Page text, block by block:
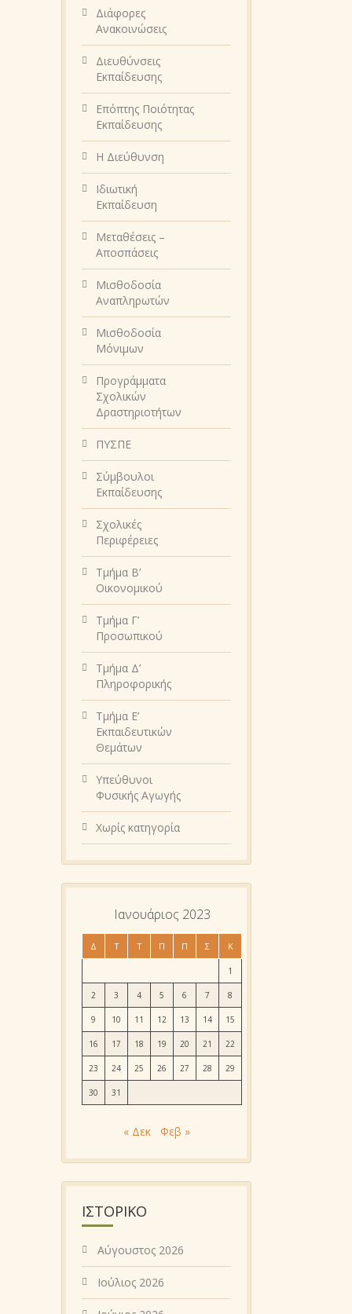
Διάφορες
Ανακοινώσεις
Διευθύνσεις
Εκπαίδευσης
Επόπτης Ποιότητας
Εκπαίδευσης
Η Διεύθυνση
Ιδιωτική
Εκπαίδευση
Μεταθέσεις –
Αποσπάσεις
Μισθοδοσία
Αναπληρωτών
Μισθοδοσία
Μόνιμων
Προγράμματα
Σχολικών
Δραστηριοτήτων
ΠΥΣΠΕ
Σύμβουλοι
Εκπαίδευσης
Σχολικές
Περιφέρειες
Τμήμα Β’
Οικονομικού
Τμήμα Γ’
Προσωπικού
Τμήμα Δ’
Πληροφορικής
Τμήμα Ε’
Εκπαιδευτικών
Θεμάτων
Υπεύθυνοι
Φυσικής Αγωγής
Χωρίς κατηγορία
Ιανουάριος 2023
Δ Τ Τ Π Π Σ Κ
1
2 3 4 5 6 7 8
9 10 11 12 13 14 15
16 17 18 19 20 21 22
23 24 25 26 27 28 29
30 31
« Δεκ Φεβ »
ΙΣΤΟΡΙΚΌ
Αύγουστος 2026
Ιούλιος 2026